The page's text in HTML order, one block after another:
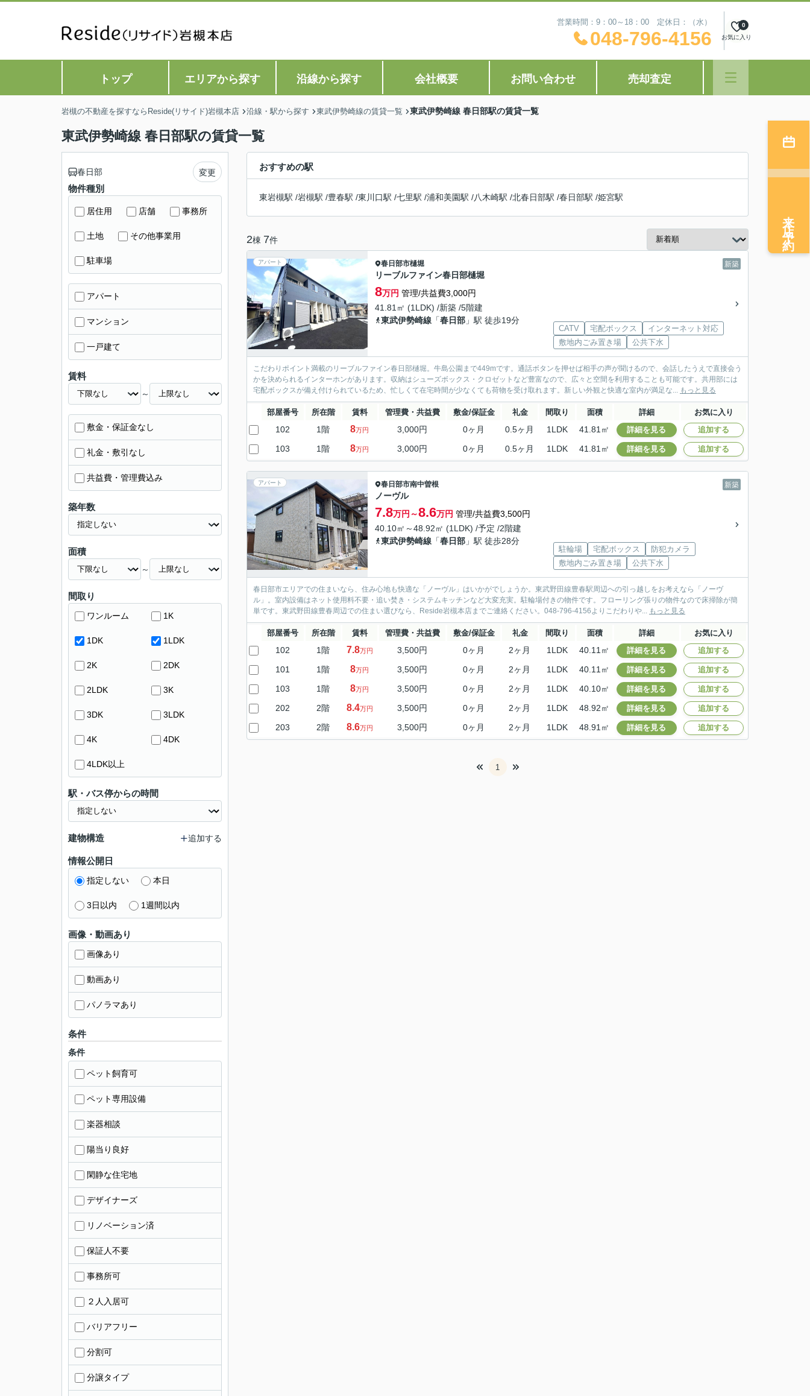
営業時間：9：00～18：00 定休日：（水）
048-796-4156 お気に入り
0
トップ エリアから探す 沿線から探す 会社概要 お問い合わせ 売却査定
岩槻の不動産を探すならReside(リサイド)岩槻本店 沿線・駅から探す 東武伊勢崎線の賃貸一覧 東武伊勢崎線 春日部駅の賃貸一覧
東武伊勢崎線 春日部駅の賃貸一覧
おすすめの駅
東岩槻駅 /岩槻駅 /豊春駅 /東川口駅 /七里駅 /浦和美園駅 /八木崎駅 /北春日部駅 /春日部駅 /姫宮駅
2棟 7件
アパート 新築
春日部市樋堀
リーブルファイン春日部樋堀
8万円 管理/共益費3,000円
41.81㎡ (1LDK) /新築 /5階建
東武伊勢崎線 「春日部 」駅 徒歩19分
CATV 宅配ボックス
インターネット対応
敷地内ごみ置き場
公共下水
こだわりポイント満載のリーブルファイン春日部樋堀。牛島公園まで449mです。通話ボタンを押せば相手の声が聞けるので、会話したうえで直接会う
かを決められるインターホンがあります。収納はシューズボックス・クロゼットなど豊富なので、広々と空間を利用することも可能です。共用部には
宅配ボックスが備え付けられているため、忙しくて在宅時間が少なくても荷物を受け取れます。新しい外観と快適な室内が満足な... もっと見る
部屋番号 所在階 賃料 管理費・共益費 敷金/保証金 礼金 間取り 面積 詳細 お気に入り
102 1階 8万円 3,000円 0ヶ月 0.5ヶ月 1LDK 41.81㎡ 詳細を見る 追加する
103 1階 8万円 3,000円 0ヶ月 0.5ヶ月 1LDK 41.81㎡ 詳細を見る 追加する
アパート 新築
春日部市南中曽根
ノーヴル
7.8万円～8.6万円 管理/共益費3,500円
40.10㎡～48.92㎡ (1LDK) /予定 /2階建
東武伊勢崎線 「春日部 」駅 徒歩28分
駐輪場 宅配ボックス
防犯カメラ
敷地内ごみ置き場
公共下水
春日部市エリアでの住まいなら、住み心地も快適な「ノーヴル」はいかがでしょうか。東武野田線豊春駅周辺への引っ越しをお考えなら「ノーヴ
ル」。室内設備はネット使用料不要・追い焚き・システムキッチンなど大変充実。駐輪場付きの物件です。フローリング張りの物件なので床掃除が簡
単です。東武野田線豊春周辺での住まい選びなら、Reside岩槻本店までご連絡ください。048-796-4156よりこだわりや... もっと見る
部屋番号 所在階 賃料 管理費・共益費 敷金/保証金 礼金 間取り 面積 詳細 お気に入り
102 1階 7.8万円 3,500円 0ヶ月 2ヶ月 1LDK 40.11㎡ 詳細を見る 追加する
101 1階 8万円 3,500円 0ヶ月 2ヶ月 1LDK 40.11㎡ 詳細を見る 追加する
103 1階 8万円 3,500円 0ヶ月 2ヶ月 1LDK 40.10㎡ 詳細を見る 追加する
202 2階 8.4万円 3,500円 0ヶ月 2ヶ月 1LDK 48.92㎡ 詳細を見る 追加する
203 2階 8.6万円 3,500円 0ヶ月 2ヶ月 1LDK 48.91㎡ 詳細を見る 追加する
1
春日部 変更
物件種別
居住用 店舗 事務所
土地 その他事業用
駐車場
アパート
マンション
一戸建て
賃料
～
敷金・保証金なし
礼金・敷引なし
共益費・管理費込み
築年数
面積
～
間取り
ワンルーム 1K
1DK 1LDK
2K 2DK
2LDK 3K
3DK 3LDK
4K 4DK
4LDK以上
駅・バス停からの時間
建物構造 追加する
情報公開日
指定しない 本日
3日以内 1週間以内
画像・動画あり
画像あり
動画あり
パノラマあり
条件
条件
ペット飼育可
ペット専用設備
楽器相談
陽当り良好
閑静な住宅地
デザイナーズ
リノベーション済
保証人不要
事務所可
２人入居可
バリアフリー
分割可
分譲タイプ
来店予約